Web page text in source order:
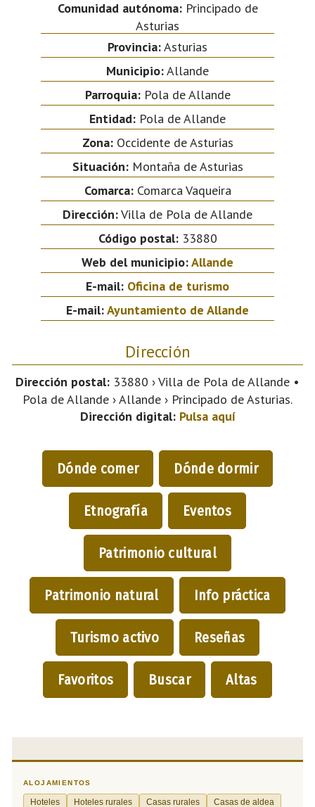
Comunidad autónoma:Principado de
Asturias
Provincia:Asturias
Municipio:Allande
Parroquia:Pola de Allande
Entidad: Pola de Allande
Zona:Occidente de Asturias
Situación:Montaña de Asturias
Comarca:Comarca Vaqueira
Dirección:Villa de Pola de Allande
Código postal:33880
Web del municipio:Allande
E-mail: Oficina de turismo
E-mail:Ayuntamiento de Allande
Dirección
Dirección postal: 33880 › Villa de Pola de Allande •
Pola de Allande › Allande › Principado de Asturias.
Dirección digital: Pulsa aquí
Dónde comer Dónde dormir
Etnografía Eventos
Patrimonio cultural
Patrimonio natural Info práctica
Turismo activo Reseñas
Favoritos Buscar Altas